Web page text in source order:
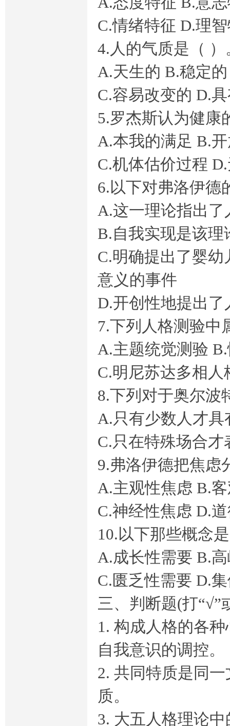
C.情绪特征 D.理
4.人的气质是（ ）
A.天生的 B.稳定的
C.容易改变的 D.
5.罗杰斯认为健康
A.本我的满足 B.
C.机体估价过程
6.以下对弗洛伊德
A.这一理论指出
B.自我实现是该理
C.明确提出了婴
意义的事件
D.开创性地提出
7.下列人格测验中
A.主题统觉测验
C.明尼苏达多相
8.下列对于奥尔波
A.只有少数人才
C.只在特殊场合
9.弗洛伊德把焦虑
A.主观性焦虑 B.
C.神经性焦虑 D.
10.以下那些概念
A.成长性需要 B.
C.匮乏性需要 D.
三、判断题(打“√”
1. 构成人格的各
自我意识的调控。
2. 共同特质是同
质。
3. 大五人格理论